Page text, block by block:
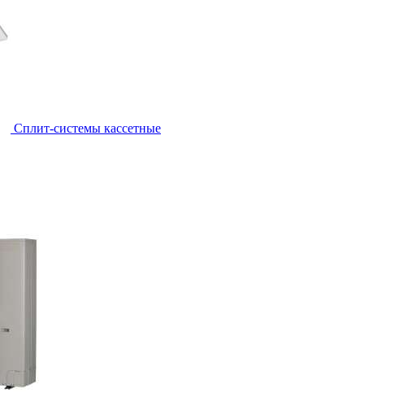
Сплит-системы кассетные